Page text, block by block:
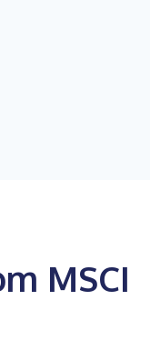
MSCI